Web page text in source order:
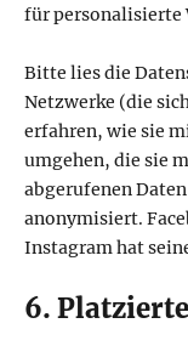
für personalisierte
Bitte lies die
Netzwerke (die
erfahren, wie sie
umgehen, die sie
abgerufenen
anonymisiert.
Instagram hat
6.